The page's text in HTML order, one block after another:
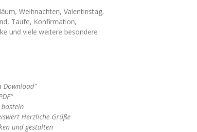
Weihnachten, Valentinstag,
Taufe, Konfirmation,
und viele weitere besondere
Download“
Herzliche Grüße
und gestalten